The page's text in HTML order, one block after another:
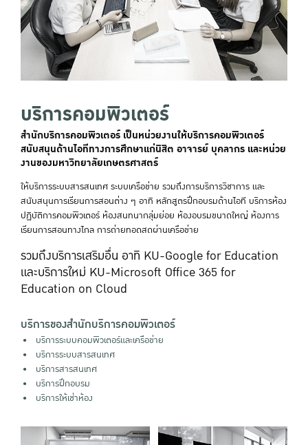
บริการคอมพิวเตอร์
สำนักบริการคอมพิวเตอร์ เป็นหน่วยงานให้บริการคอมพิวเตอร์
สนับสนุนด้านไอทีทางการศึกษาแก่นิสิต อาจารย์ บุคลากร และหน่วย
งานของมหาวิทยาลัยเกษตรศาสตร์
ให้บริการระบบสารสนเทศ ระบบเครือข่าย รวมถึงการบริการวิชาการ และ
สนับสนุนการเรียนการสอนต่าง ๆ อาทิ หลักสูตรฝึกอบรมด้านไอที บริการห้อง
ปฏิบัติการคอมพิวเตอร์ ห้องสนทนากลุ่มย่อย ห้องอบรมขนาดใหญ่ ห้องการ
เรียนการสอนทางไกล การถ่ายทอดสดผ่านเครือข่าย
รวมถึงบริการเสริมอื่น อาทิ KU-Google for Education
และบริการใหม่ KU-Microsoft Office 365 for
Education on Cloud
บริการของสำนักบริการคอมพิวเตอร์
บริการระบบคอมพิวเตอร์และเครือข่าย
บริการระบบสารสนเทศ
บริการสารสนเทศ
บริการฝึกอบรม
บริการให้เช่าห้อง